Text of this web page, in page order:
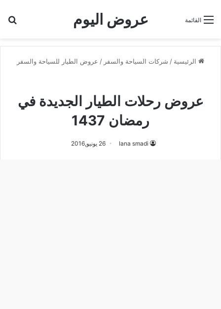
عروض اليوم القائمة
الرئيسية / شركات السياحة والسفر / عروض الطيار للسياحة والسفر
عروض رحلات الطيار الجديدة في
رمضان 1437
lana smadi 26 يونيو,2016